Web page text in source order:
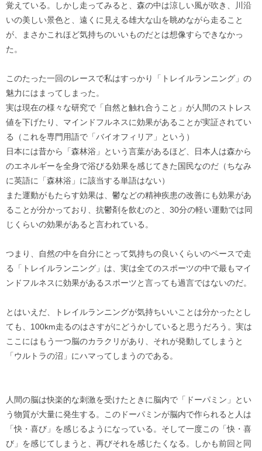
覚えている。しかし走ってみると、森の中は涼しい風が吹き、川沿
いの美しい景色と、遠くに見える雄大な山を眺めながら走ること
が、まさかこれほど気持ちのいいものだとは想像すらできなかっ
た。
このたった一回のレースで私はすっかり「トレイルランニング」の
魅力にはまってしまった。
実は現在の様々な研究で「自然と触れ合うこと」が人間のストレス
値を下げたり、マインドフルネスに効果があることが実証されてい
る（これを専門用語で「バイオフィリア」という）
日本には昔から「森林浴」という言葉があるほど、日本人は森から
のエネルギーを全身で浴びる効果を感じてきた国民なのだ（ちなみ
に英語に「森林浴」に該当する単語はない）
また運動がもたらす効果は、鬱などの精神疾患の改善にも効果があ
ることが分かっており、抗鬱剤を飲むのと、30分の軽い運動では同
じくらいの効果があると言われている。
つまり、自然の中を自分にとって気持ちの良いくらいのペースで走
る「トレイルランニング」は、実は全てのスポーツの中で最もマイ
ンドフルネスに効果があるスポーツと言っても過言ではないのだ。
とはいえだ、トレイルランニングが気持ちいいことは分かったとし
ても、100km走るのはさすがにどうかしていると思うだろう。実は
ここにはもう一つ脳のカラクリがあり、それが発動してしまうと
「ウルトラの沼」にハマってしまうのである。
人間の脳は快楽的な刺激を受けたときに脳内で「ドーパミン」とい
う物質が大量に発生する。このドーパミンが脳内で作られると人は
「快・喜び」を感じるようになっている。そして一度この「快・喜
び」を感じてしまうと、再びそれを感じたくなる。しかも前回と同